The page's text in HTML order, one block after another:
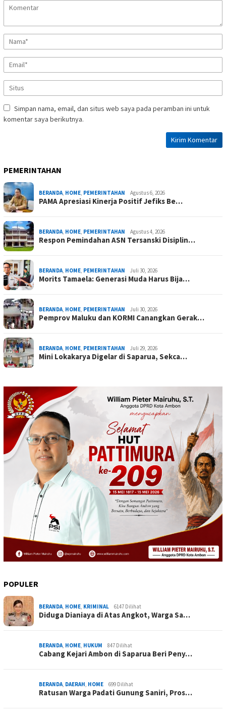
Simpan nama, email, dan situs web saya pada peramban ini untuk
komentar saya berikutnya.
PEMERINTAHAN
BERANDA, HOME, PEMERINTAHAN Agustus 6, 2026
PAMA Apresiasi Kinerja Positif Jefiks Be…
BERANDA, HOME, PEMERINTAHAN Agustus 4, 2026
Respon Pemindahan ASN Tersanski Disiplin…
BERANDA, HOME, PEMERINTAHAN Juli 30, 2026
Morits Tamaela: Generasi Muda Harus Bija…
BERANDA, HOME, PEMERINTAHAN Juli 30, 2026
Pemprov Maluku dan KORMI Canangkan Gerak…
BERANDA, HOME, PEMERINTAHAN Juli 29, 2026
Mini Lokakarya Digelar di Saparua, Sekca…
POPULER
BERANDA, HOME, KRIMINAL 6147 Dilihat
Diduga Dianiaya di Atas Angkot, Warga Sa…
BERANDA, HOME, HUKUM 847 Dilihat
Cabang Kejari Ambon di Saparua Beri Peny…
BERANDA, DAERAH, HOME 699 Dilihat
Ratusan Warga Padati Gunung Saniri, Pros…